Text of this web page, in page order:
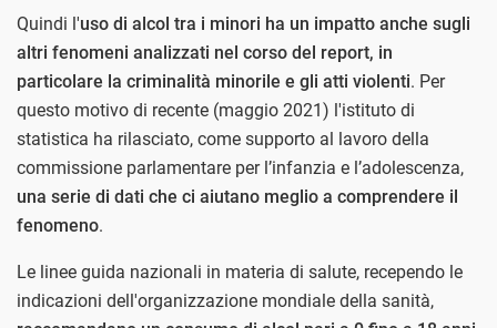
Quindi l'uso di alcol tra i minori ha un impatto anche sugli
altri fenomeni analizzati nel corso del report, in
particolare la criminalità minorile e gli atti violenti. Per
questo motivo di recente (maggio 2021) l'istituto di
statistica ha rilasciato, come supporto al lavoro della
commissione parlamentare per l’infanzia e l’adolescenza,
una serie di dati che ci aiutano meglio a comprendere il
fenomeno.
Le linee guida nazionali in materia di salute, recependo le
indicazioni dell'organizzazione mondiale della sanità,